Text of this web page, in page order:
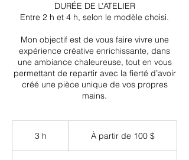
DURÉE DE L’ATELIER
Entre 2 h et 4 h, selon le modèle choisi.
Mon objectif est de vous faire vivre une
expérience créative enrichissante, dans
une ambiance chaleureuse, tout en vous
permettant de repartir avec la fierté d’avoir
créé une pièce unique de vos propres
mains.
3 h
canadiens
À partir de 100 $